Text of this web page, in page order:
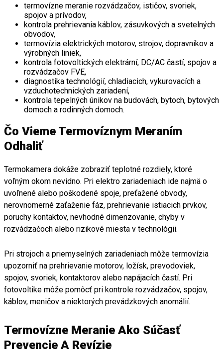
termovízne meranie rozvádzačov, ističov, svoriek,
spojov a prívodov,
kontrola prehrievania káblov, zásuvkových a svetelných
obvodov,
termovízia elektrických motorov, strojov, dopravníkov a
výrobných liniek,
kontrola fotovoltických elektrární, DC/AC častí, spojov a
rozvádzačov FVE,
diagnostika technológií, chladiacich, vykurovacích a
vzduchotechnických zariadení,
kontrola tepelných únikov na budovách, bytoch, bytových
domoch a rodinných domoch.
Čo Vieme Termovíznym Meraním
Odhaliť
Termokamera dokáže zobraziť teplotné rozdiely, ktoré
voľným okom nevidno. Pri elektro zariadeniach ide najmä o
uvoľnené alebo poškodené spoje, preťažené obvody,
nerovnomerné zaťaženie fáz, prehrievanie istiacich prvkov,
poruchy kontaktov, nevhodné dimenzovanie, chyby v
rozvádzačoch alebo rizikové miesta v technológii.
Pri strojoch a priemyselných zariadeniach môže termovízia
upozorniť na prehrievanie motorov, ložísk, prevodoviek,
spojov, svoriek, kontaktorov alebo napájacích častí. Pri
fotovoltike môže pomôcť pri kontrole rozvádzačov, spojov,
káblov, meničov a niektorých prevádzkových anomálií.
Termovízne Meranie Ako Súčasť
Prevencie A Revízie